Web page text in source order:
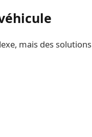
mais des solutions